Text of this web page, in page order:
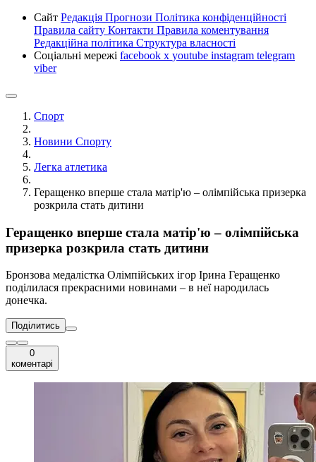
Сайт Редакція Прогнози Політика конфіденційності
Правила сайту Контакти Правила коментування
Редакційна політика Структура власності
Соціальні мережі facebook x youtube instagram telegram
viber
Спорт
Новини Спорту
Легка атлетика
Геращенко вперше стала матір'ю – олімпійська призерка
розкрила стать дитини
Геращенко вперше стала матір'ю – олімпійська
призерка розкрила стать дитини
Бронзова медалістка Олімпійських ігор Ірина Геращенко
поділилася прекрасними новинами – в неї народилась
донечка.
Поділитись
0
коментарі